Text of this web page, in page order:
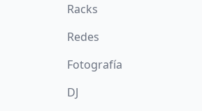
Racks
Redes
Fotografía
DJ